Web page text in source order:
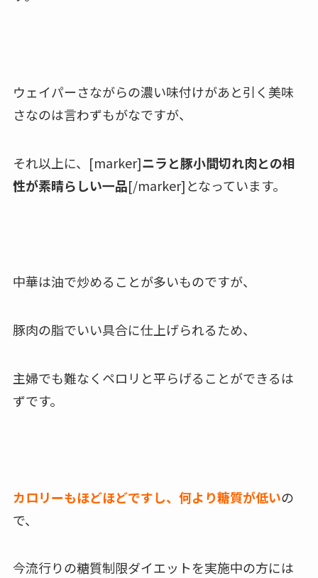
ウェイパーさながらの濃い味付けがあと引く美味
さなのは言わずもがなですが、
それ以上に、 [marker]ニラと豚小間切れ肉との相
性が素晴らしい一品[/marker]となっています。
中華は油で炒めることが多いものですが、
豚肉の脂でいい具合に仕上げられるため、
主婦でも難なくペロリと平らげることができるは
ずです。
カロリーもほどほどですし、何より糖質が低いの
で、
今流行りの糖質制限ダイエットを実施中の方には